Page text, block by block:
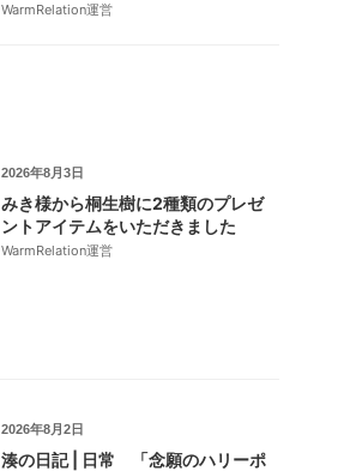
WarmRelation運営
2026年8月3日
みき様から桐生樹に2種類のプレゼ
ントアイテムをいただきました
WarmRelation運営
2026年8月2日
湊の日記 | 日常 「念願のハリーポ